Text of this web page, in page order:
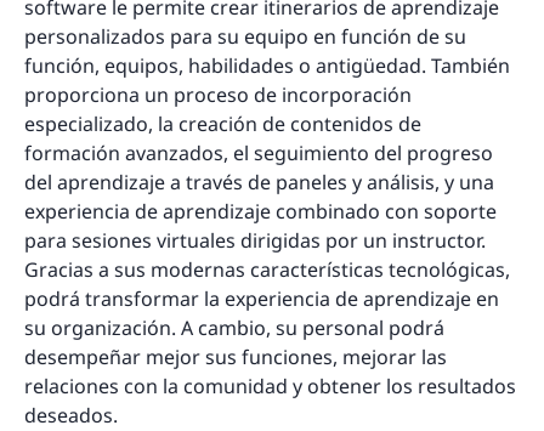
software le permite crear itinerarios de aprendizaje
personalizados para su equipo en función de su
función, equipos, habilidades o antigüedad. También
proporciona un proceso de incorporación
especializado, la creación de contenidos de
formación avanzados, el seguimiento del progreso
del aprendizaje a través de paneles y análisis, y una
experiencia de aprendizaje combinado con soporte
para sesiones virtuales dirigidas por un instructor.
Gracias a sus modernas características tecnológicas,
podrá transformar la experiencia de aprendizaje en
su organización. A cambio, su personal podrá
desempeñar mejor sus funciones, mejorar las
relaciones con la comunidad y obtener los resultados
deseados.